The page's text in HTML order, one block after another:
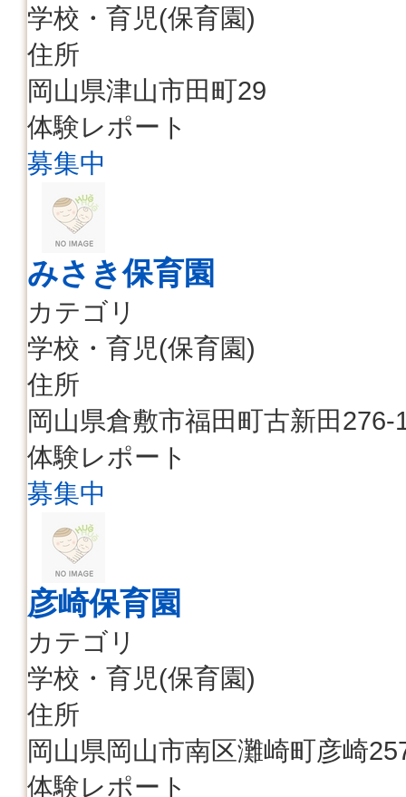
学校・育児(保育園)
住所
岡山県津山市田町29
体験レポート
募集中
みさき保育園
カテゴリ
学校・育児(保育園)
住所
岡山県倉敷市福田町古新田276-
体験レポート
募集中
彦崎保育園
カテゴリ
学校・育児(保育園)
住所
岡山県岡山市南区灘崎町彦崎
体験レポート